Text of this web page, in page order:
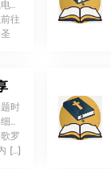
子
往
时
情
罗
[…]